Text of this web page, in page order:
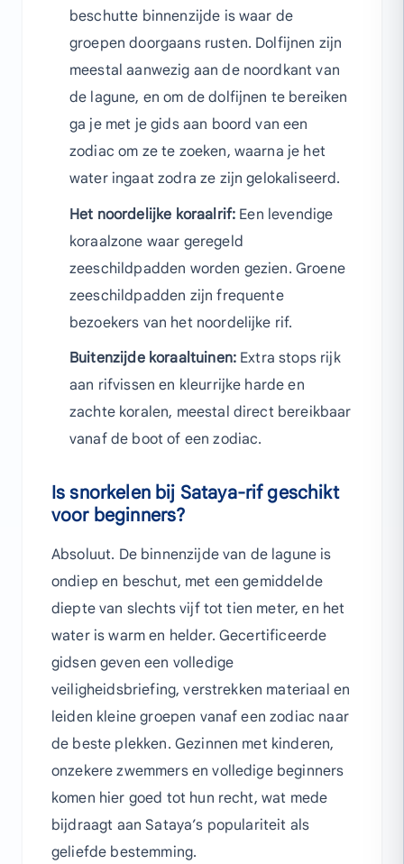
beschutte binnenzijde is waar de
groepen doorgaans rusten. Dolfijnen zijn
meestal aanwezig aan de noordkant van
de lagune, en om de dolfijnen te bereiken
ga je met je gids aan boord van een
zodiac om ze te zoeken, waarna je het
water ingaat zodra ze zijn gelokaliseerd.
Het noordelijke koraalrif: Een levendige
koraalzone waar geregeld
zeeschildpadden worden gezien. Groene
zeeschildpadden zijn frequente
bezoekers van het noordelijke rif.
Buitenzijde koraaltuinen: Extra stops rijk
aan rifvissen en kleurrijke harde en
zachte koralen, meestal direct bereikbaar
vanaf de boot of een zodiac.
Is snorkelen bij Sataya-rif geschikt
voor beginners?
Absoluut. De binnenzijde van de lagune is
ondiep en beschut, met een gemiddelde
diepte van slechts vijf tot tien meter, en het
water is warm en helder. Gecertificeerde
gidsen geven een volledige
veiligheidsbriefing, verstrekken materiaal en
leiden kleine groepen vanaf een zodiac naar
de beste plekken. Gezinnen met kinderen,
onzekere zwemmers en volledige beginners
komen hier goed tot hun recht, wat mede
bijdraagt aan Sataya’s populariteit als
geliefde bestemming.